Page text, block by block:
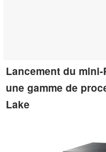
Lancement du mini-
une gamme de
Lake